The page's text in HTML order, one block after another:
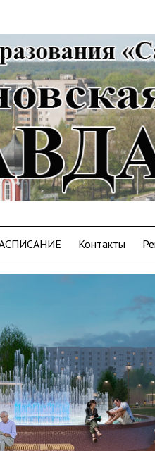
Контакты